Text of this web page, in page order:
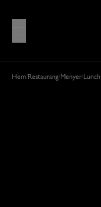
Hem/Restaurang/Menyer/Lunch